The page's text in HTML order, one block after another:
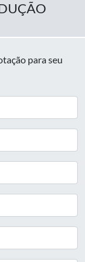
para seu